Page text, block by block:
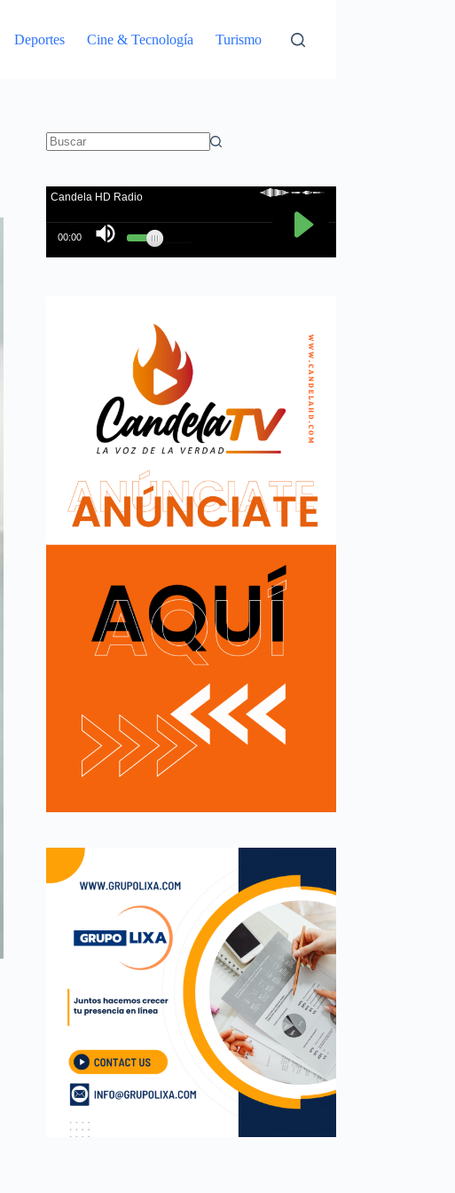
Deportes Cine & Tecnología Turismo